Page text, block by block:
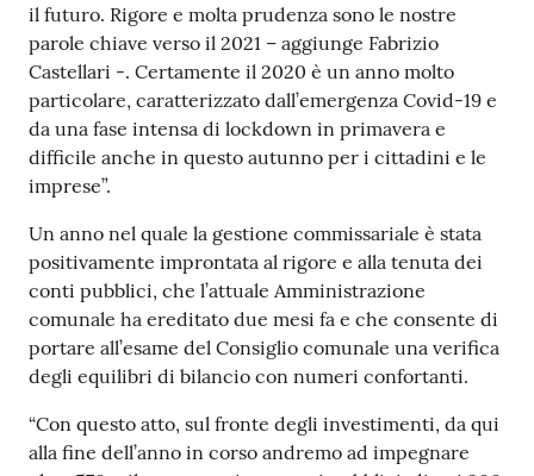
il futuro. Rigore e molta prudenza sono le nostre
parole chiave verso il 2021 – aggiunge Fabrizio
Castellari -. Certamente il 2020 è un anno molto
particolare, caratterizzato dall’emergenza Covid-19 e
da una fase intensa di lockdown in primavera e
difficile anche in questo autunno per i cittadini e le
imprese”.
Un anno nel quale la gestione commissariale è stata
positivamente improntata al rigore e alla tenuta dei
conti pubblici, che l’attuale Amministrazione
comunale ha ereditato due mesi fa e che consente di
portare all’esame del Consiglio comunale una verifica
degli equilibri di bilancio con numeri confortanti.
“Con questo atto, sul fronte degli investimenti, da qui
alla fine dell’anno in corso andremo ad impegnare